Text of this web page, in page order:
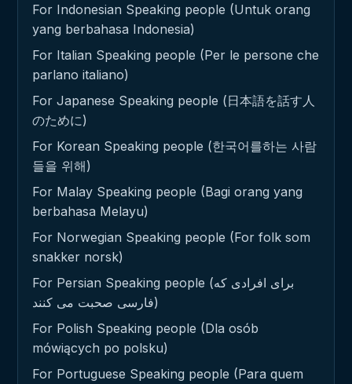
For Indonesian Speaking people (Untuk orang
yang berbahasa Indonesia)
For Italian Speaking people (Per le persone che
parlano italiano)
For Japanese Speaking people (日本語を話す人
のために)
For Korean Speaking people (한국어를하는 사람
들을 위해)
For Malay Speaking people (Bagi orang yang
berbahasa Melayu)
For Norwegian Speaking people (For folk som
snakker norsk)
For Persian Speaking people (برای افرادی که
فارسی صحبت می کنند)
For Polish Speaking people (Dla osób
mówiących po polsku)
For Portuguese Speaking people (Para quem